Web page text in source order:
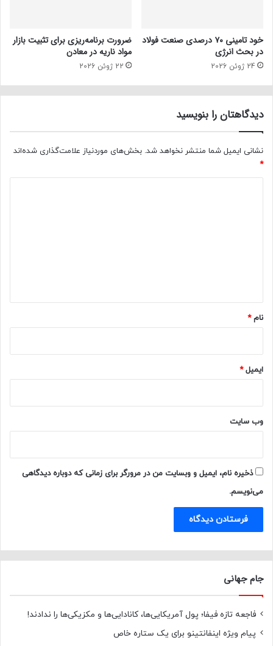
خود تامینی ۷۰ درصدی صنعت فولاد
در بحث انرژی
24 ژوئن 2026
ضرورت برنامه‌ریزی برای تثبیت بازار
مواد ناریه در معادن
22 ژوئن 2026
دیدگاهتان را بنویسید
نشانی ایمیل شما منتشر نخواهد شد. بخش‌های موردنیاز علامت‌گذاری شده‌اند
*
نام*
ایمیل*
وب‌ سایت
ذخیره نام، ایمیل و وبسایت من در مرورگر برای زمانی که دوباره دیدگاهی
می‌نویسم.
جام جهانی
فاجعه تازه فیفا؛ پول آمریکایی‌ها، کانادایی‌ها و مکزیکی‌ها را ندادند!
پیام ویژه اینفانتینو برای یک ستاره خاص